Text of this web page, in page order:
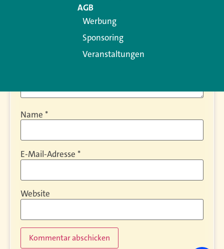
Name *
E-Mail-Adresse *
Website
AGB
Werbung
Sponsoring
Veranstaltungen